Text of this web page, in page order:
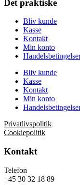
Det praktiske
Bliv kunde
Kasse
Kontakt
Min konto
Bliv kunde
Kasse
Kontakt
Min konto
Privatlivspolitik
Cookiepolitik
Kontakt
Telefon
+45 30 32 18 89